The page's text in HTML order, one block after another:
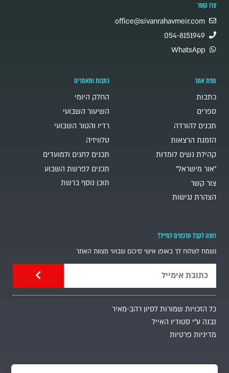
צרו קשר
office@sivanrahavmeir.com
054-8151949
WhatsApp
מפת אתר
כתבות
ספרים
תכנים להורדה
הזמנת הרצאות
קהילת נשים לומדות
"אור מישראל"
צור קשר
הצהרת נגישות
כתבות ומאמרים
החלק היומי
השיעור השבועי
רדיו והטור השבועי
טלוויזיה
תכנים לחגים ולמועדים
תכנים לפרשת השבוע
תוכן נוסף ברשת
רוצה לקבל עדכונים למייל?
נשמח לשלוח לך באופן אישי סיכום שבועי מצוות האתר
כל הזכויות שמורות לסיון רהב-מאיר
נבנה ע"י סטודיו האייל
מדיניות פרטיות